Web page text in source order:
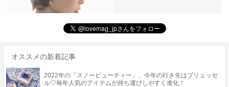
オススメの新着記事
2022年の「スノービューティー」、今年の行き先はブリュッセ
ル♡毎年人気のアイテムが持ち運びしやすく進化！